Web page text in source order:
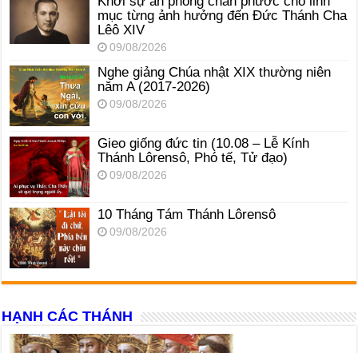
mục từng ảnh hưởng đến Đức Thánh Cha
Lêô XIV
09/08/2026
Nghe giảng Chúa nhật XIX thường niên
năm A (2017-2026)
09/08/2026
Gieo giống đức tin (10.08 – Lễ Kính
Thánh Lôrensô, Phó tế, Tử đạo)
09/08/2026
10 Tháng Tám Thánh Lôrensô
09/08/2026
HẠNH CÁC THÁNH